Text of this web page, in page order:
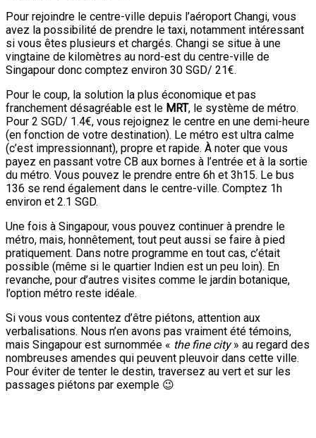
Pour rejoindre le centre-ville depuis l’aéroport Changi, vous
avez la possibilité de prendre le taxi, notamment intéressant
si vous êtes plusieurs et chargés. Changi se situe à une
vingtaine de kilomètres au nord-est du centre-ville de
Singapour donc comptez environ 30 SGD/ 21€.
Pour le coup, la solution la plus économique et pas
franchement désagréable est le MRT, le système de métro.
Pour 2 SGD/ 1.4€, vous rejoignez le centre en une demi-heure
(en fonction de votre destination). Le métro est ultra calme
(c’est impressionnant), propre et rapide. À noter que vous
payez en passant votre CB aux bornes à l’entrée et à la sortie
du métro. Vous pouvez le prendre entre 6h et 3h15. Le bus
136 se rend également dans le centre-ville. Comptez 1h
environ et 2.1 SGD.
Une fois à Singapour, vous pouvez continuer à prendre le
métro, mais, honnêtement, tout peut aussi se faire à pied
pratiquement. Dans notre programme en tout cas, c’était
possible (même si le quartier Indien est un peu loin). En
revanche, pour d’autres visites comme le jardin botanique,
l’option métro reste idéale.
Si vous vous contentez d’être piétons, attention aux
verbalisations. Nous n’en avons pas vraiment été témoins,
mais Singapour est surnommée « the fine city» au regard des
nombreuses amendes qui peuvent pleuvoir dans cette ville.
Pour éviter de tenter le destin, traversez au vert et sur les
passages piétons par exemple 😉